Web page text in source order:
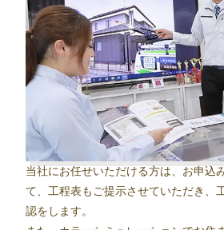
当社にお任せいただける方は、お申込
て、工程表もご提示させていただき、
認をします。